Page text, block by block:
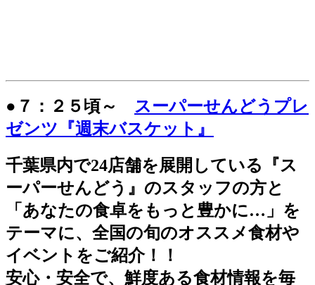
●７：２５頃～ スーパーせんどうプレ
ゼンツ『週末バスケット』
千葉県内で24店舗を展開している『ス
ーパーせんどう』のスタッフの方と
「あなたの食卓をもっと豊かに…」を
テーマに、全国の旬のオススメ食材や
イベントをご紹介！！
安心・安全で、鮮度ある食材情報を毎